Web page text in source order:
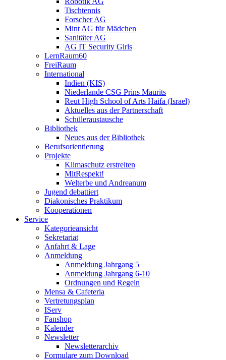
Tischtennis
Forscher AG
Mint AG für Mädchen
Sanitäter AG
AG IT Security Girls
LernRaum60
FreiRaum
International
Indien (KIS)
Niederlande CSG Prins Maurits
Reut High School of Arts Haifa (Israel)
Aktuelles aus der Partnerschaft
Schüleraustausche
Bibliothek
Neues aus der Bibliothek
Berufsorientierung
Projekte
Klimaschutz erstreiten
MitRespekt!
Welterbe und Andreanum
Jugend debattiert
Diakonisches Praktikum
Kooperationen
Service
Kategorieansicht
Sekretariat
Anfahrt & Lage
Anmeldung
Anmeldung Jahrgang 5
Anmeldung Jahrgang 6-10
Ordnungen und Regeln
Mensa & Cafeteria
Vertretungsplan
IServ
Fanshop
Kalender
Newsletter
Newsletterarchiv
Formulare zum Download